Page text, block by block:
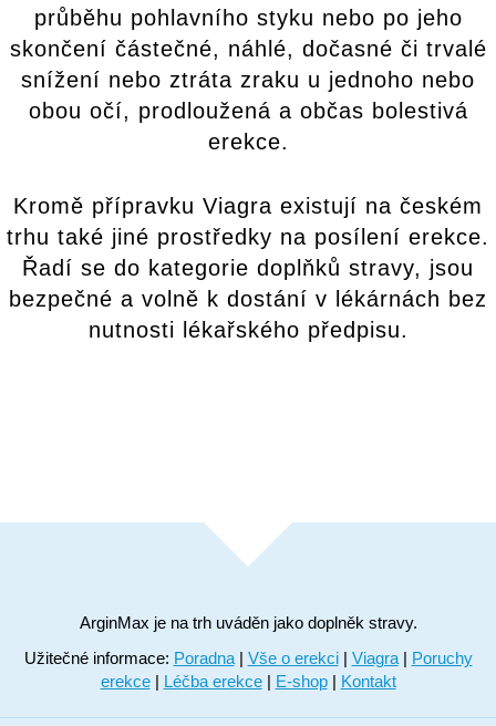
průběhu pohlavního styku nebo po jeho
skončení částečné, náhlé, dočasné či trvalé
snížení nebo ztráta zraku u jednoho nebo
obou očí, prodloužená a občas bolestivá
erekce.
Kromě přípravku Viagra existují na českém
trhu také jiné prostředky na posílení erekce.
Řadí se do kategorie doplňků stravy, jsou
bezpečné a volně k dostání v lékárnách bez
nutnosti lékařského předpisu.
ArginMax je na trh uváděn jako doplněk stravy.
Užitečné informace: Poradna| Vše o erekci| Viagra| Poruchy
erekce| Léčba erekce| E-shop| Kontakt